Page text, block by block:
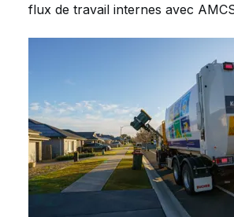
flux de travail internes avec